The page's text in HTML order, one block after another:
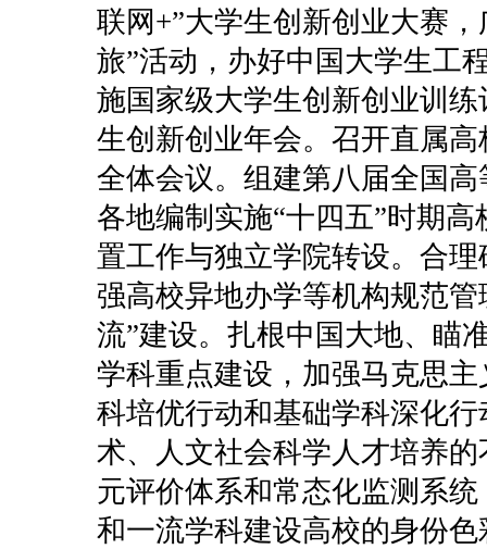
联网+”大学生创新创业大赛
旅”活动，办好中国大学生工
施国家级大学生创新创业训
生创新创业年会。召开直属
全体会议。组建第八届全国
各地编制实施“十四五”时期
置工作与独立学院转设。合
强高校异地办学等机构规范管
流”建设。扎根中国大地、瞄
学科重点建设，加强马克思
科培优行动和基础学科深化
术、人文社会科学人才培养
元评价体系和常态化监测系
和一流学科建设高校的身份